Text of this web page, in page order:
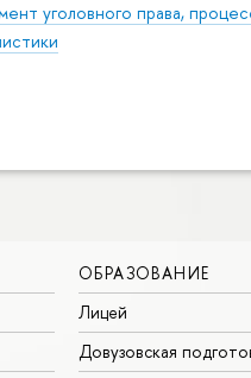
уголовного права,
ОБРАЗОВАНИЕ
Лицей
Довузовская